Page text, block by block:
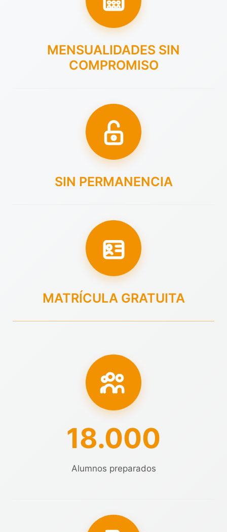
MENSUALIDADES SIN
COMPROMISO
SIN PERMANENCIA
MATRÍCULA GRATUITA
18.000
Alumnos preparados